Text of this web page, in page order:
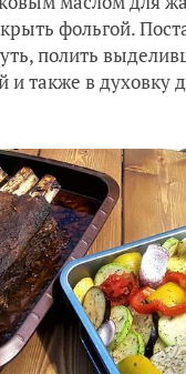
фольгой.
полить
и также в духовку